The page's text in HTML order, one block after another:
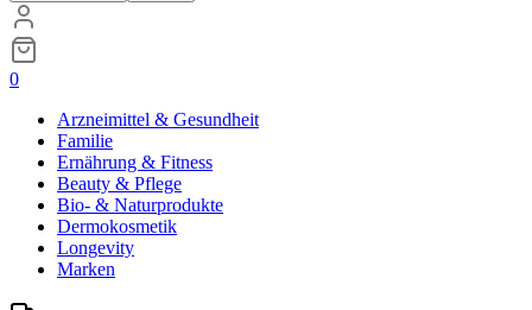
0
Arzneimittel & Gesundheit
Familie
Ernährung & Fitness
Beauty & Pflege
Bio- & Naturprodukte
Dermokosmetik
Longevity
Marken